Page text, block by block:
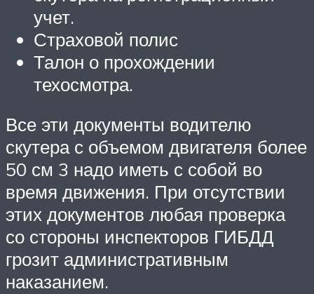
учет.
Страховой полис
Талон о прохождении
техосмотра.
Все эти документы водителю
скутера с объемом двигателя более
50 см 3 надо иметь с собой во
время движения. При отсутствии
этих документов любая проверка
со стороны инспекторов ГИБДД
грозит административным
наказанием.